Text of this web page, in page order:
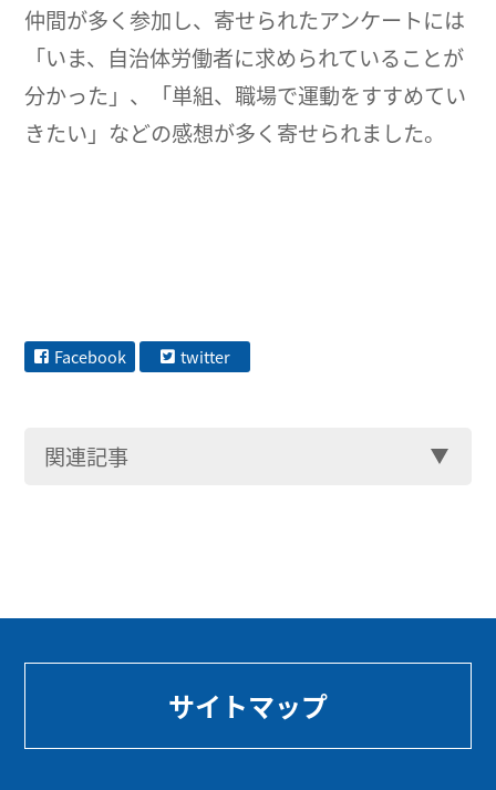
仲間が多く参加し、寄せられたアンケートには
「いま、自治体労働者に求められていることが
分かった」、「単組、職場で運動をすすめてい
きたい」などの感想が多く寄せられました。
Facebook twitter
関連記事
サイトマップ